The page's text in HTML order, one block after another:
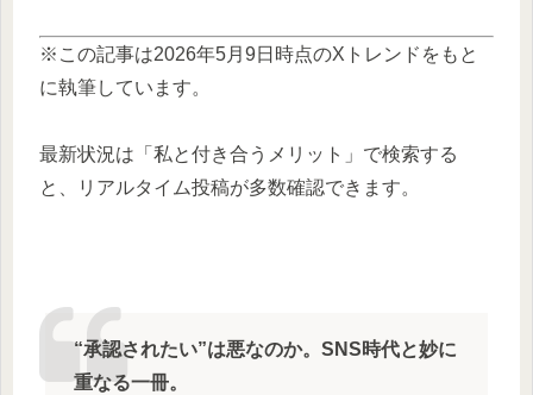
※この記事は2026年5月9日時点のXトレンドをもと
に執筆しています。
最新状況は「私と付き合うメリット」で検索する
と、リアルタイム投稿が多数確認できます。
“承認されたい”は悪なのか。SNS時代と妙に
重なる一冊。